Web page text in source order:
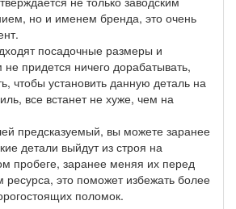
но и именем бренда, это очень
посадочные размеры и
придется ничего дорабатывать,
чтобы установить данную деталь на
все встанет не хуже, чем на
предсказуемый, вы можете заранее
детали выйдут из строя на
пробеге, заранее меняя их перед
это поможет избежать более
поломок.